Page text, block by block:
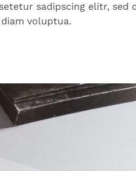
sadipscing elitr,
voluptua.